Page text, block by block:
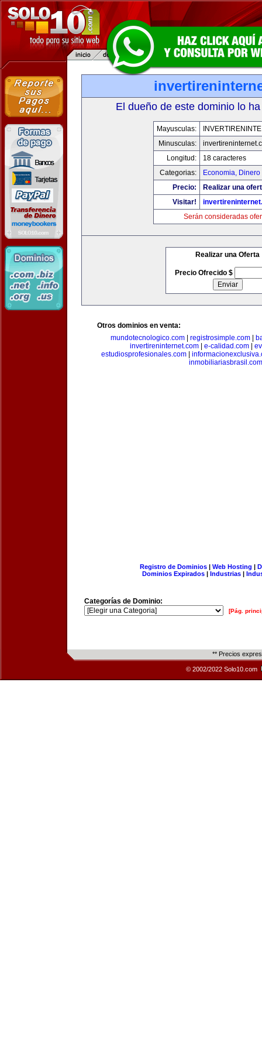
El dueño de este dominio lo
Mayusculas:
Minusculas:
Longitud:
18 caracteres
Categorias:
Economia,
Precio:
Realizar una
Visitar!
Serán consideradas
Realizar una Oferta
Precio Ofrecido $
Otros dominios en venta:
mundotecnologico.com| registrosimple.com|
invertireninternet.com| e-calidad.com|
estudiosprofesionales.com|
inmobiliariasbrasil.com
Registro de Dominios| Web Hosting |
Dominios Expirados | Industrias |
Categorías de Dominio:
[Pág.
** Precios
© 2002/2022 Solo10.com